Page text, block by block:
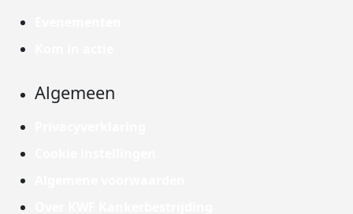
Algemeen